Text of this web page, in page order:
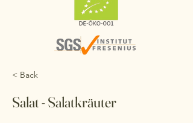
< Back
Salat - Salatkräuter